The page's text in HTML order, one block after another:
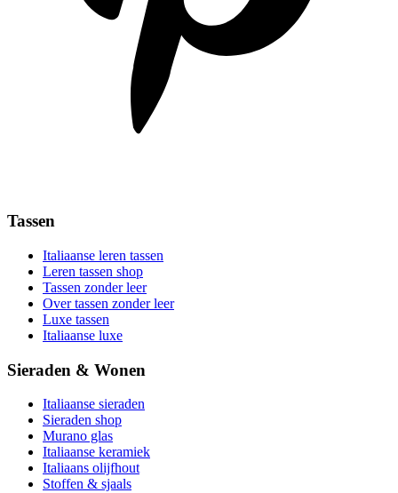
Tassen
Italiaanse leren tassen
Leren tassen shop
Tassen zonder leer
Over tassen zonder leer
Luxe tassen
Italiaanse luxe
Sieraden & Wonen
Italiaanse sieraden
Sieraden shop
Murano glas
Italiaanse keramiek
Italiaans olijfhout
Stoffen & sjaals